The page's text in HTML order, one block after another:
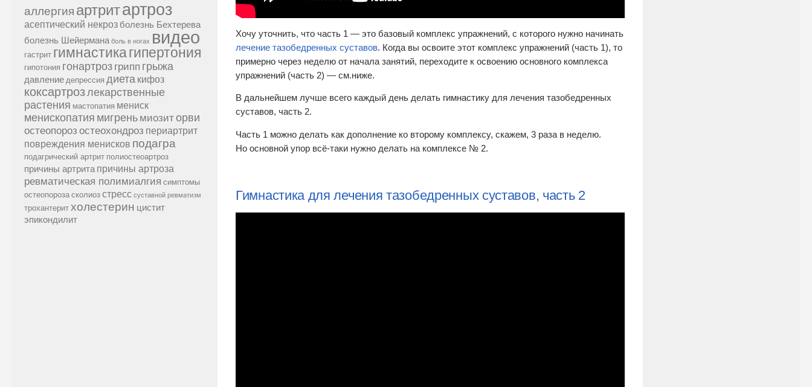
Хочу уточнить, что часть 1 — это базовый комплекс упражнений, с которого нужно начинать
лечение тазобедренных суставов. Когда вы освоите этот комплекс упражнений (часть 1), то
примерно через неделю от начала занятий, переходите к освоению основного комплекса
упражнений (часть 2) — см.ниже.
В дальнейшем лучше всего каждый день делать гимнастику для лечения тазобедренных
суставов, часть 2.
Часть 1 можно делать как дополнение ко второму комплексу, скажем, 3 раза в неделю.
Но основной упор всё-таки нужно делать на комплексе № 2.
Гимнастика для лечения тазобедренных суставов, часть 2
аллергия артритартроз
асептический некроз болезнь Бехтерева
болезнь Шейермана боль в ногах видео
гастрит гимнастикагипертония
гипотония гонартроз грипп грыжа
давление депрессия диета кифоз
коксартрозлекарственные
растения мастопатия мениск
менископатия мигрень миозиторви
остеопороз остеохондроз периартрит
повреждения менисков подагра
подагрический артрит полиостеоартроз
причины артрита причины артроза
ревматическая полимиалгия симптомы
остеопороза сколиоз стресс суставной ревматизм
трохантерит холестерин цистит
эпикондилит